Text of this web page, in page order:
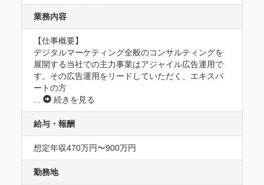
業務内容
【仕事概要】
デジタルマーケティング全般のコンサルティングを
展開する当社での主力事業はアジャイル広告運用で
す。その広告運用をリードしていただく、エキスパ
ートの方
...
続きを見る
給与・報酬
想定年収470万円〜900万円
勤務地